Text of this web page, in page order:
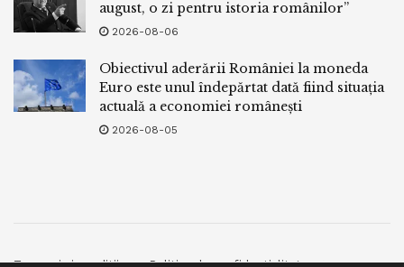
august, o zi pentru istoria românilor”
2026-08-06
Obiectivul aderării României la moneda
Euro este unul îndepărtat dată fiind situația
actuală a economiei românești
2026-08-05